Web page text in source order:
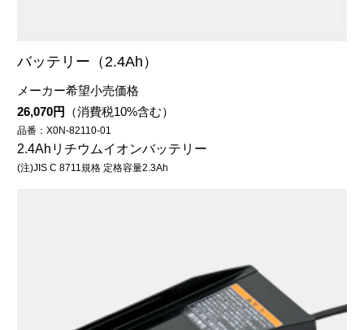
バッテリー（2.4Ah）
メーカー希望小売価格
26,070円
（消費税10%含む）
品番：X0N-82110-01
2.4Ahリチウムイオンバッテリー
(注)JIS C 8711規格 定格容量2.3Ah